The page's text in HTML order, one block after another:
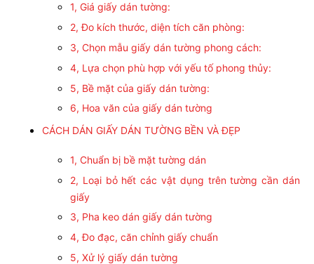
1, Giá giấy dán tường:
2, Đo kích thước, diện tích căn phòng:
3, Chọn mẫu giấy dán tường phong cách:
4, Lựa chọn phù hợp với yếu tố phong thủy:
5, Bề mặt của giấy dán tường:
6, Hoa văn của giấy dán tường
CÁCH DÁN GIẤY DÁN TƯỜNG BỀN VÀ ĐẸP
1, Chuẩn bị bề mặt tường dán
2, Loại bỏ hết các vật dụng trên tường cần dán
giấy
3, Pha keo dán giấy dán tường
4, Đo đạc, căn chỉnh giấy chuẩn
5, Xử lý giấy dán tường